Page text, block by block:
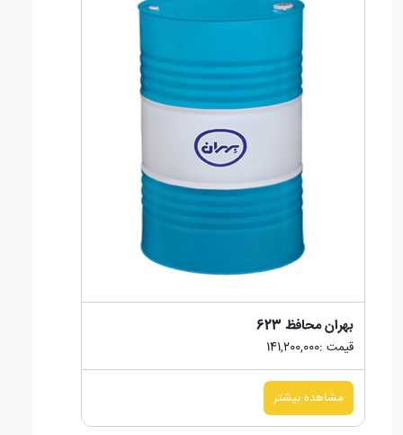
بهران محافظ 623
قیمت :141,200,000
مشاهده بیشتر